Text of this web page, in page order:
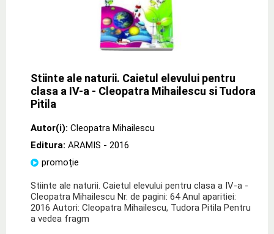
Stiinte ale naturii. Caietul elevului pentru
clasa a IV-a - Cleopatra Mihailescu si Tudora
Pitila
Autor(i): Cleopatra Mihailescu
Editura: ARAMIS - 2016
promoție
Stiinte ale naturii. Caietul elevului pentru clasa a IV-a -
Cleopatra Mihailescu Nr. de pagini: 64 Anul aparitiei:
2016 Autori: Cleopatra Mihailescu, Tudora Pitila Pentru
a vedea fragm